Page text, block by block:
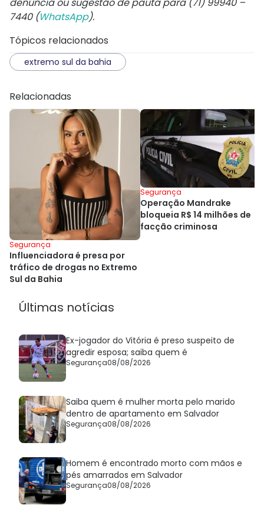
denúncia ou sugestão de pauta para (71) 99940 –
7440 (WhatsApp).
Tópicos relacionados
extremo sul da bahia
Relacionadas
Segurança
Influenciadora é presa por
tráfico de drogas no Extremo
Sul da Bahia
Segurança
Operação Mandrake
bloqueia R$ 14 milhões de
facção criminosa
Últimas notícias
Ex-jogador do Vitória é preso suspeito de
agredir esposa; saiba quem é
Segurança08/08/2026
Saiba quem é mulher morta pelo marido
dentro de apartamento em Salvador
Segurança08/08/2026
Homem é encontrado morto com mãos e
pés amarrados em Salvador
Segurança08/08/2026